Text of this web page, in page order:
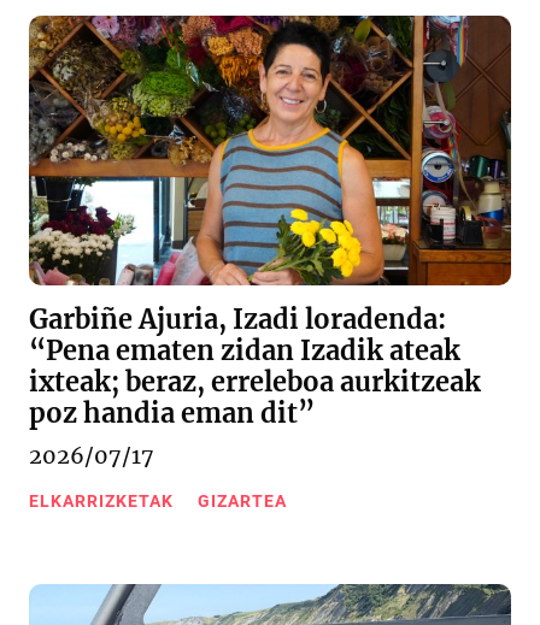
Garbiñe Ajuria, Izadi loradenda:
“Pena ematen zidan Izadik ateak
ixteak; beraz, erreleboa aurkitzeak
poz handia eman dit”
2026/07/17
ELKARRIZKETAK GIZARTEA